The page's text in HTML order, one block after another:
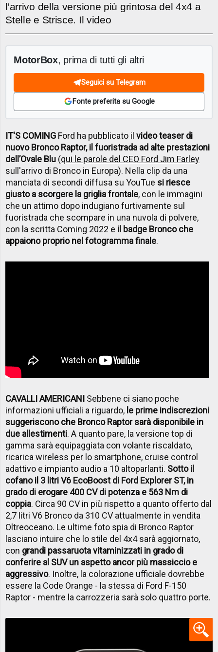
l'arrivo della versione più grintosa del 4x4 a
Stelle e Strisce. Il video
MotorBox, prima di tutti gli altri
Seguici su Telegram
Fonte preferita su Google
IT'S COMING Ford ha pubblicato ilvideo teaser di
nuovo Bronco Raptor, il fuoristrada ad alte prestazioni
dell’Ovale Blu (qui le parole del CEO Ford Jim Farley
sull'arrivo di Bronco in Europa). Nella clip da una
manciata di secondi diffusa su YouTue si riesce
giusto a scorgere la griglia frontale, con le immagini
che un attimo dopo indugiano furtivamente sul
fuoristrada che scompare in una nuvola di polvere,
con la scritta Coming 2022 e il badge Bronco che
appaiono proprio nel fotogramma finale.
CAVALLI AMERICANI Sebbene ci siano poche
informazioni ufficiali a riguardo, le prime indiscrezioni
suggeriscono che Bronco Raptor sarà disponibile in
due allestimenti. A quanto pare, la versione top di
gamma sarà equipaggiata con volante riscaldato,
ricarica wireless per lo smartphone, cruise control
adattivo e impianto audio a 10 altoparlanti. Sotto il
cofano il 3 litri V6 EcoBoost di Ford Explorer ST, in
grado di erogare 400 CV di potenza e 563 Nm di
coppia. Circa 90 CV in più rispetto a quanto offerto dal
2,7 litri V6 Bronco da 310 CV attualmente in vendita
Oltreoceano. Le ultime foto spia di Bronco Raptor
lasciano intuire che lo stile del 4x4 sarà aggiornato,
con grandi passaruota vitaminizzati in grado di
conferire al SUV un aspetto ancor più massiccio e
aggressivo. Inoltre, la colorazione ufficiale dovrebbe
essere la Code Orange - la stessa di Ford F-150
Raptor - mentre la carrozzeria sarà solo quattro porte.